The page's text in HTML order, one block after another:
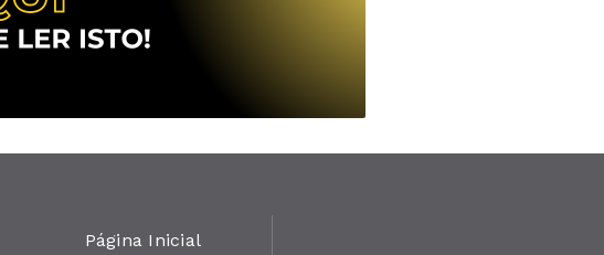
Página Inicial